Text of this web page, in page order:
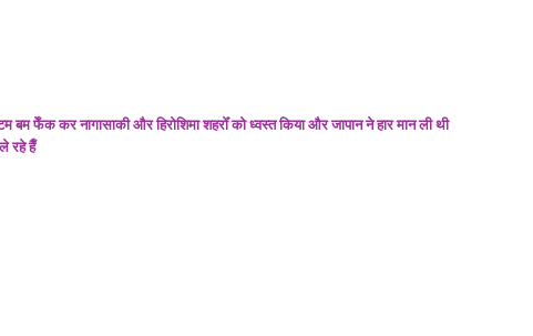
फेँक कर नागासाकी और हिरोशिमा शहरोँ को ध्वस्त किया और जापान ने हार मान ली थी
रहे हैँ